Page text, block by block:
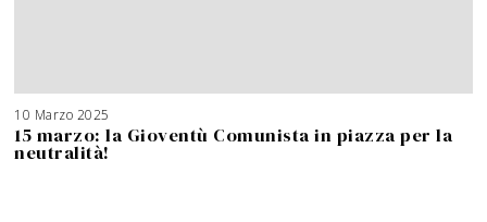
10 Marzo 2025
15 marzo: la Gioventù Comunista in piazza per la
neutralità!